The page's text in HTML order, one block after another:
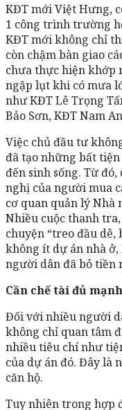
KĐT mới Việt Hưng,
1 công trình trường
KĐT mới không chỉ
còn chậm bàn giao
chưa thực hiện khớp
ngập lụt khi có mưa
như KĐT Lê Trọng
Bảo Sơn, KĐT Nam
Việc chủ đầu tư
đã tạo những bất
đến sinh sống. Từ
nghị của người mua
cơ quan quản lý Nhà
Nhiều cuộc thanh
chuyện “treo đầu
không ít dự án nhà
người dân đã bỏ tiền
Cần chế tài đủ mạnh
Đối với nhiều người
không chỉ quan tâm
nhiều tiêu chí như
của dự án đó. Đây là
căn hộ.
Tuy nhiên trong hợp